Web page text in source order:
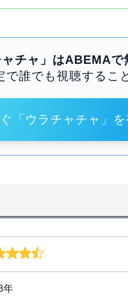
ャチャ」はABEMAで
で誰でも視聴するこ
「ウラチャチャ」を
年